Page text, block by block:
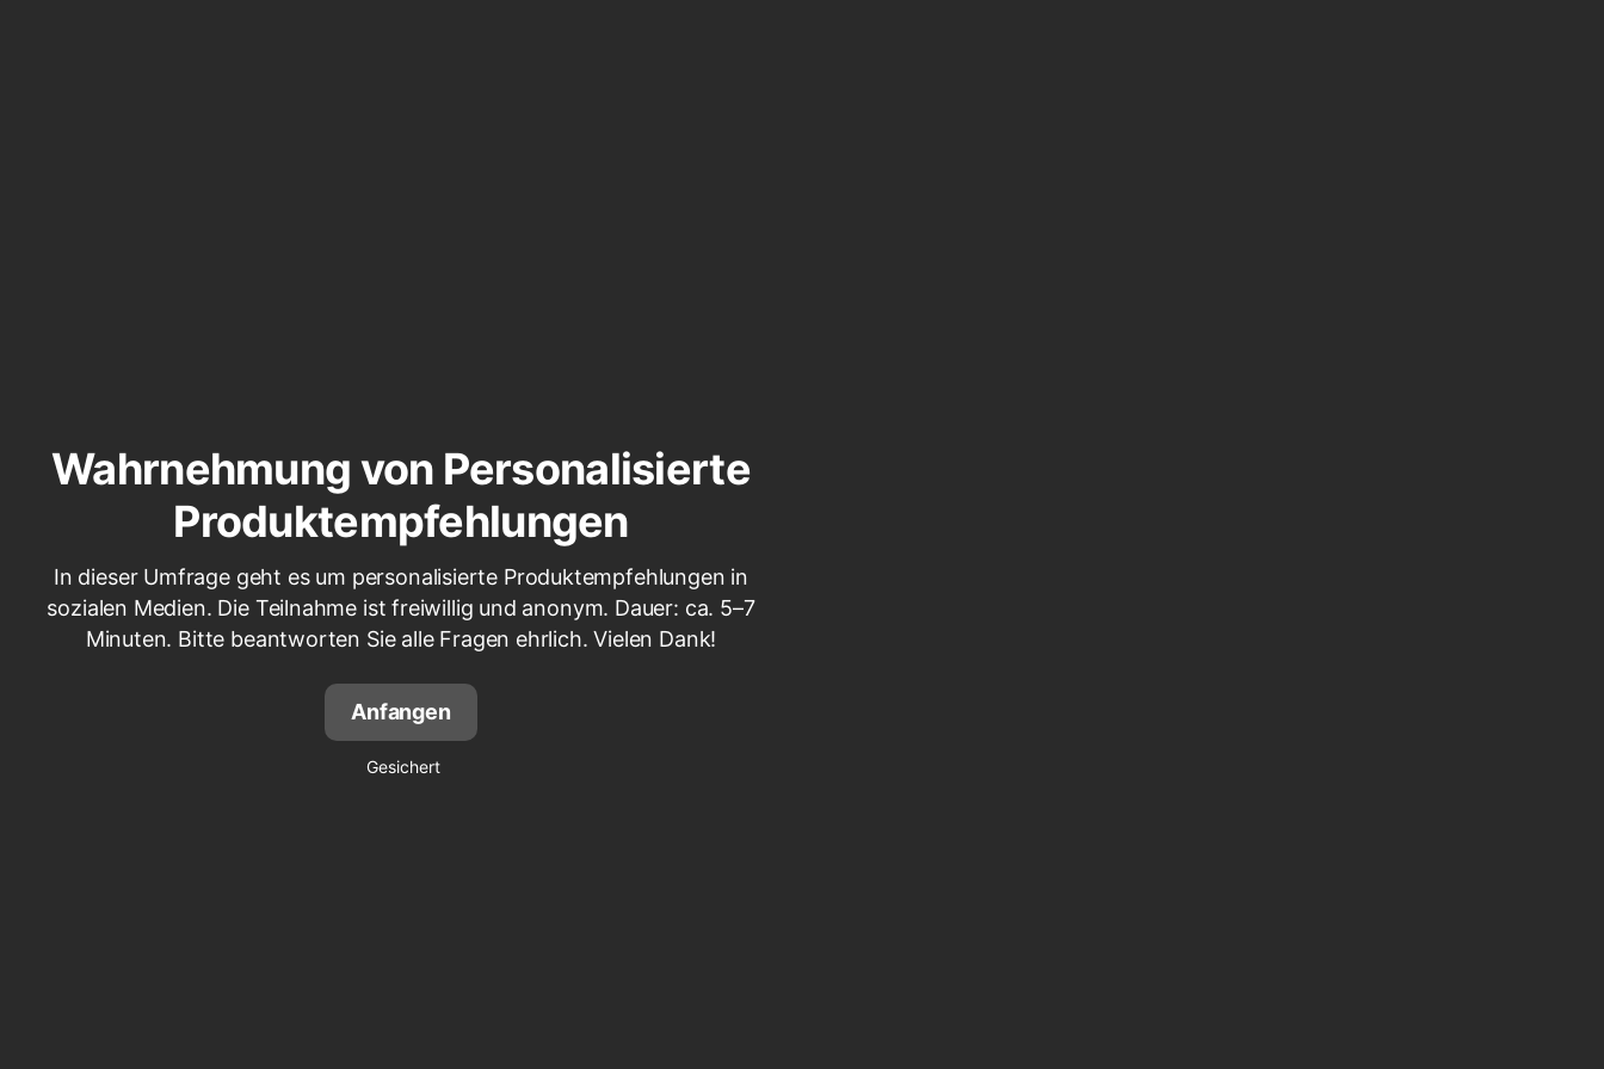
Wahrnehmung von Personalisierte
Produktempfehlungen
In dieser Umfrage geht es um personalisierte Produktempfehlungen in
sozialen Medien. Die Teilnahme ist freiwillig und anonym. Dauer: ca. 5–7
Minuten. Bitte beantworten Sie alle Fragen ehrlich. Vielen Dank!
Anfangen
Gesichert